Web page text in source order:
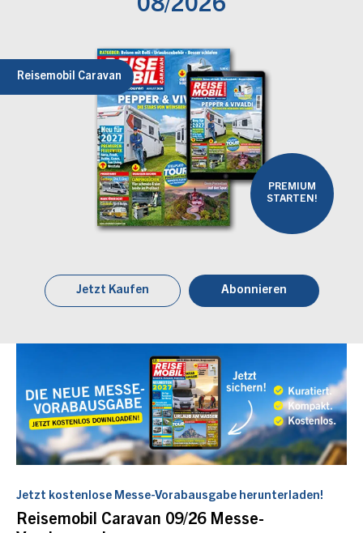
08/2026
Reisemobil Caravan
PREMIUM
STARTEN!
Jetzt Kaufen Abonnieren
Jetzt kostenlose Messe-Vorabausgabe herunterladen!
Reisemobil Caravan 09/26 Messe-